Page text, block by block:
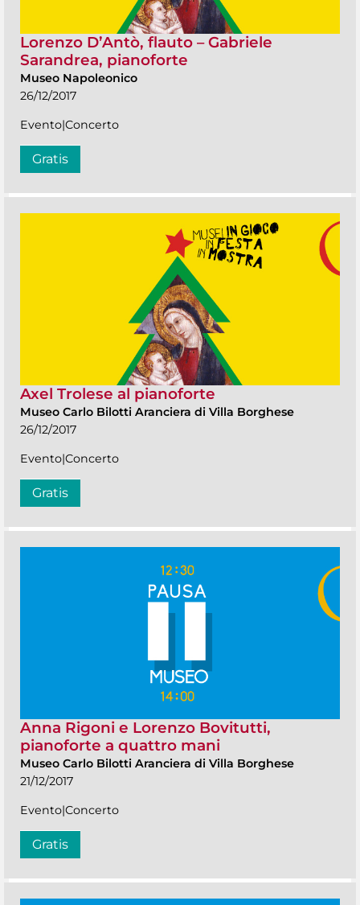
Lorenzo D’Antò, flauto – Gabriele
Sarandrea, pianoforte
Museo Napoleonico
26/12/2017
Evento|Concerto
Gratis
Axel Trolese al pianoforte
Museo Carlo Bilotti Aranciera di Villa Borghese
26/12/2017
Evento|Concerto
Gratis
Anna Rigoni e Lorenzo Bovitutti,
pianoforte a quattro mani
Museo Carlo Bilotti Aranciera di Villa Borghese
21/12/2017
Evento|Concerto
Gratis